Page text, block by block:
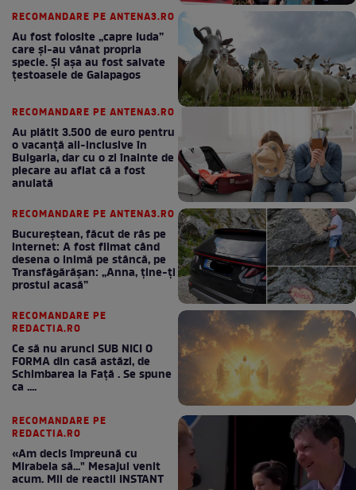
RECOMANDARE PE ANTENA3.RO
Au fost folosite „capre Iuda”
care și-au vânat propria
specie. Și așa au fost salvate
țestoasele de Galapagos
RECOMANDARE PE ANTENA3.RO
Au plătit 3.500 de euro pentru
o vacanță all-inclusive în
Bulgaria, dar cu o zi înainte de
plecare au aflat că a fost
anulată
RECOMANDARE PE ANTENA3.RO
Bucureștean, făcut de râs pe
internet: A fost filmat când
desena o inimă pe stâncă, pe
Transfăgărășan: „Anna, ține-ți
prostul acasă”
RECOMANDARE PE
REDACTIA.RO
Ce să nu arunci SUB NICI O
FORMA din casă astăzi, de
Schimbarea la Față . Se spune
ca ....
RECOMANDARE PE
REDACTIA.RO
«Am decis împreună cu
Mirabela să..." Mesajul venit
acum. Mii de reactii INSTANT